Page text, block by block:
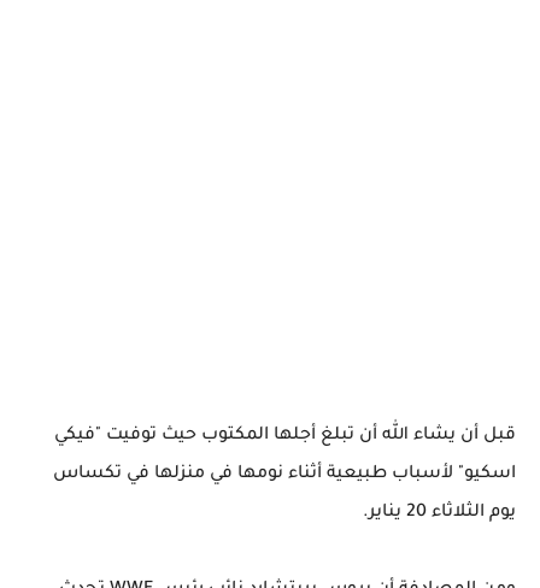
قبل أن يشاء الله أن تبلغ أجلها المكتوب حيث توفيت "فيكي
اسكيو" لأسباب طبيعية أثناء نومها في منزلها في تكساس
يوم الثلاثاء 20 يناير.